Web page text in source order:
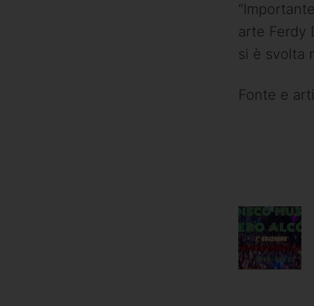
arte Ferdy
si è svolta
Fonte e